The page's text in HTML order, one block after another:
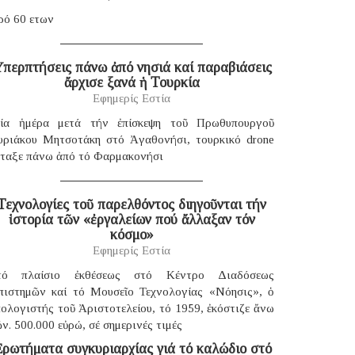
60 ετων
πάνω ἀπό νησιά καί παραβιάσεις
ἄρχισε ξανά ἡ Τουρκία
Εφημερίς Εστία
ἡμέρα μετά τήν ἐπίσκεψη τοῦ Πρωθυπουργοῦ
Μητσοτάκη στό Ἀγαθονήσι, τουρκικό drone
πάνω ἀπό τό Φαρμακονήσι
τοῦ παρελθόντος διηγοῦνται τήν
ἱστορία τῶν «ἐργαλείων πού ἄλλαξαν τόν
κόσμο»
Εφημερίς Εστία
πλαίσιο ἐκθέσεως στό Κέντρο Διαδόσεως
καί τό Μουσεῖο Τεχνολογίας «Νόησις», ὁ
τοῦ Ἀριστοτελείου, τό 1959, ἐκόστιζε ἄνω
500.000 εὐρώ, σέ σημερινές τιμές
συγκυριαρχίας γιά τό καλώδιο στό